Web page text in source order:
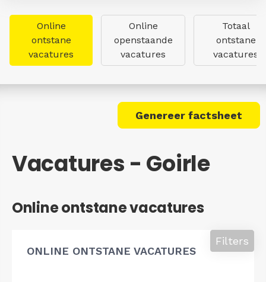
Online
ontstane
vacatures
Online
openstaande
vacatures
Totaal
ontstane
vacatures
Genereer factsheet
Vacatures - Goirle
Online ontstane vacatures
ONLINE ONTSTANE VACATURES
Filters